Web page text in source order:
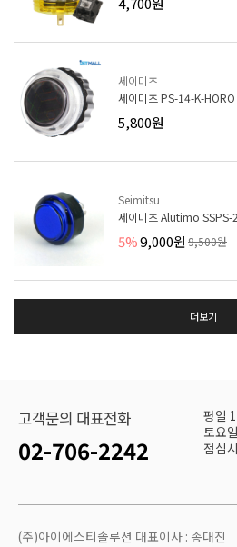
세이미츠
세이미츠 PS-14-K-
5,800원
Seimitsu
세이미츠 Alutimo
5%9,000원 9,500원
더보기
고객문의 대표전화
02-706-2242
평일
토요
점심
(주)아이에스티솔루션 대표이사 : 송대진